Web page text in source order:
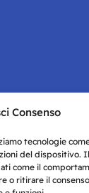
Consenso
tecnologie
del dispositivo.
come il
o ritirare il